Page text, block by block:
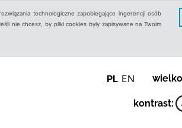
technologiczne zapobiegające ingerencji osób
nie chcesz, by pliki cookies były zapisywane na Twoim
PL EN
kontrast: